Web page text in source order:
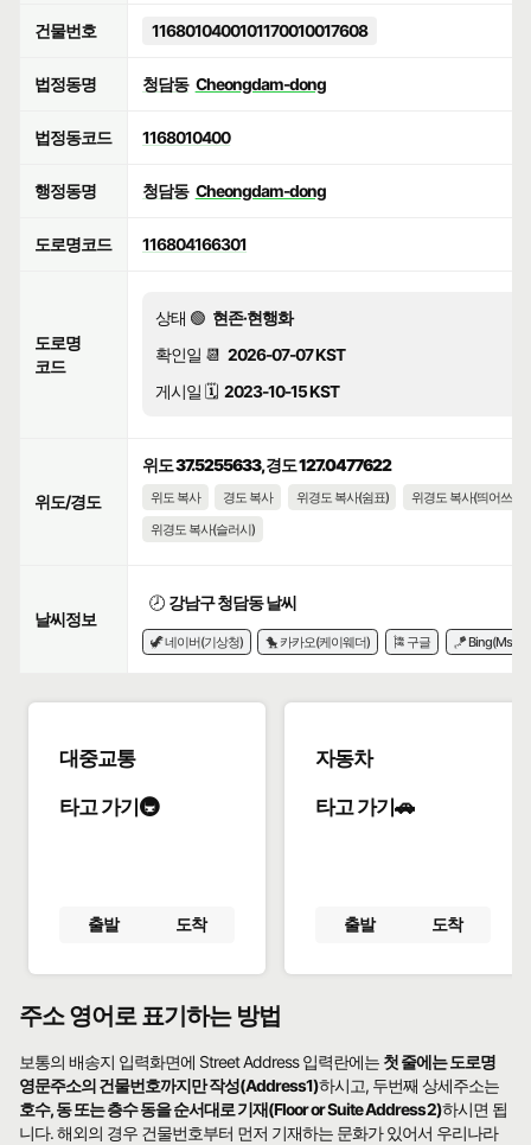
건물번호 1168010400101170010017608
법정동명 청담동 Cheongdam-dong
법정동코드 1168010400
행정동명 청담동 Cheongdam-dong
도로명코드 116804166301
도로명
코드
상태 🟢 현존·현행화
확인일 📆 2026-07-07 KST
게시일 🗓️ 2023-10-15 KST
위도/경도
위도 37.5255633, 경도 127.0477622
위도 복사 경도 복사 위경도 복사(쉼표)
위경도 복사(띄어쓰기)
위경도 복사(슬러시)
날씨정보
🕗 강남구 청담동 날씨
🦖 네이버(기상청) 🐤 카카오(케이웨더) 🎏 구글 🪁 Bing(Msn)
대중교통
타고 가기🚇
출발 도착
자동차
타고 가기🚗
출발 도착
주소 영어로 표기하는 방법
보통의 배송지 입력화면에 Street Address 입력란에는 첫 줄에는 도로명
영문주소의 건물번호까지만 작성(Address1)하시고, 두번째 상세주소는
호수, 동 또는 층수 동을 순서대로 기재(Floor or Suite Address2)하시면 됩
니다. 해외의 경우 건물번호부터 먼저 기재하는 문화가 있어서 우리나라